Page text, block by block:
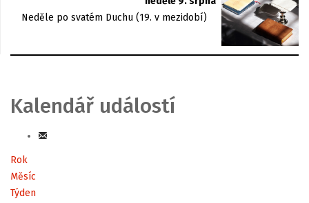
Neděle po svatém Duchu (19. v mezidobí)
Kalendář událostí
Rok
Měsíc
Týden